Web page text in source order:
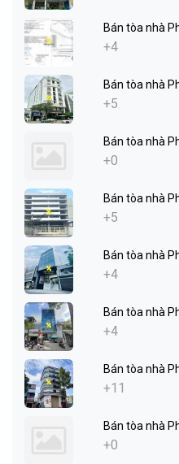
Bán tòa nhà
+4
Bán tòa nhà
+5
Bán tòa nhà
+0
Bán tòa nhà
+5
Bán tòa nhà
+4
Bán tòa nhà
+4
Bán tòa nhà
+11
Bán tòa nhà
+0